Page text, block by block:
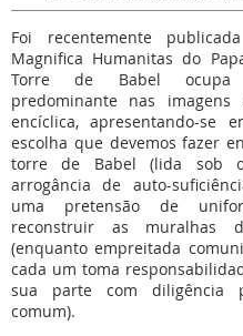
Foi recentemente
Magnifica Humanitas do
Torre de Babel
predominante nas imagens
encíclica, apresentando-se
escolha que devemos fazer
torre de Babel (lida sob
arrogância de auto-
uma pretensão de
reconstruir as muralhas
(enquanto empreitada
cada um toma
sua parte com diligência
comum).